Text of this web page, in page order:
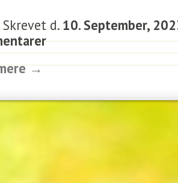
d.10. September,
→